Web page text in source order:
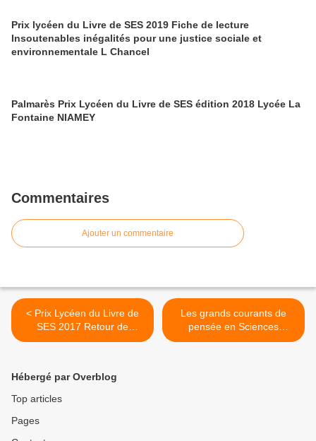
Prix lycéen du Livre de SES 2019 Fiche de lecture
Insoutenables inégalités pour une justice sociale et
environnementale L Chancel
Palmarès Prix Lycéen du Livre de SES édition 2018 Lycée La
Fontaine NIAMEY
Commentaires
Ajouter un commentaire
< Prix Lycéen du Livre de
SES 2017 Retour de
Flammes R PUDAL
Les grands courants de
pensée en Sciences
Economiques >
Hébergé par Overblog
Top articles
Pages